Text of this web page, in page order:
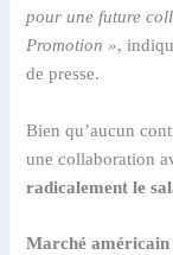
pour une future
Promotion »,
de presse.
Bien qu’aucun
une collaboration
radicalement le
Marché américain